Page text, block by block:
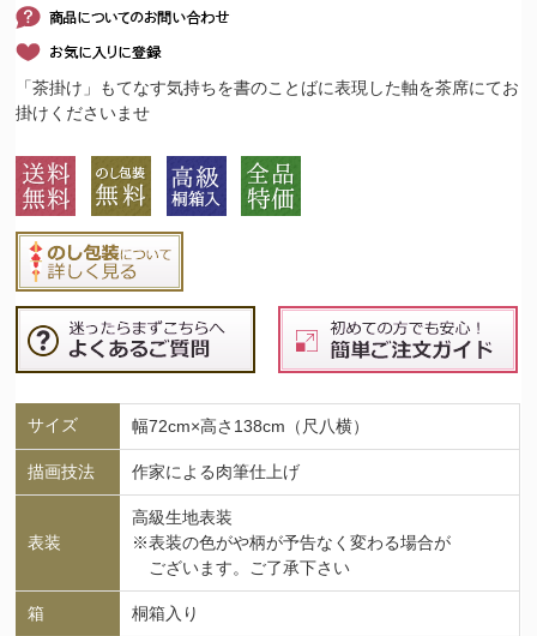
「茶掛け」もてなす気持ちを書のことばに表現した軸を茶席にてお
掛けくださいませ
サイズ 幅72cm×高さ138cm（尺八横）
描画技法 作家による肉筆仕上げ
表装
高級生地表装
※表装の色がや柄が予告なく変わる場合が
ございます。ご了承下さい
箱 桐箱入り